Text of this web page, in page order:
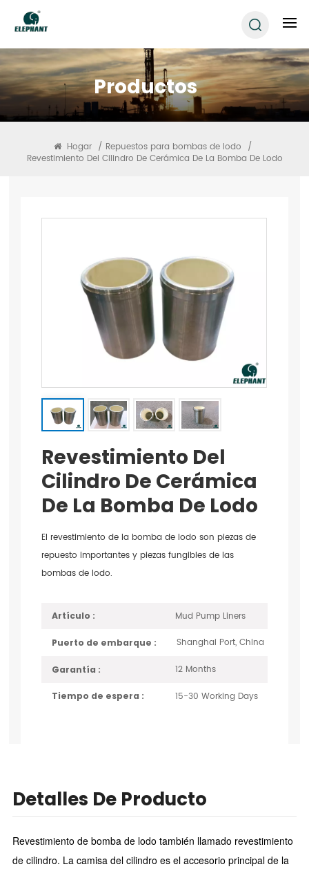
Productos
Hogar / Repuestos para bombas de lodo /
Revestimiento Del Cilindro De Cerámica De La Bomba De Lodo
Revestimiento Del
Cilindro De Cerámica
De La Bomba De Lodo
El revestimiento de la bomba de lodo son piezas de
repuesto importantes y piezas fungibles de las
bombas de lodo.
Artículo : Mud Pump Liners
Puerto de embarque : Shanghai Port, China
Garantía : 12 Months
Tiempo de espera : 15-30 Working Days
Detalles De Producto
Revestimiento de bomba de lodo también llamado revestimiento
de cilindro. La camisa del cilindro es el accesorio principal de la